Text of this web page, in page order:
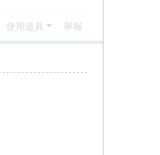
使用道具 舉報